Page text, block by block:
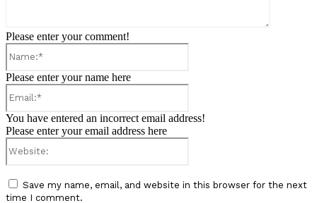
Please enter your comment!
Please enter your name here
You have entered an incorrect email address!
Please enter your email address here
Save my name, email, and website in this browser for the next
time I comment.